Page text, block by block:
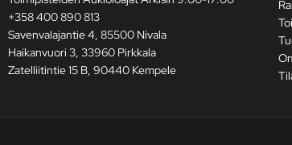
+358 400 890 813
Savenvalajantie 4, 85500 Nivala
Haikanvuori 3, 33960 Pirkkala
Zatelliitintie 15 B, 90440 Kempele